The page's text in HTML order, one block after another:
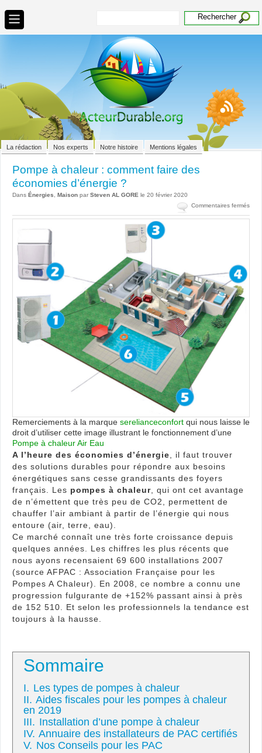
La rédaction Nos experts Notre histoire Mentions légales
Pompe à chaleur : comment faire des
économies d’énergie ?
Dans Énergies Maison par Steven AL GORE le 20 février 2020
Commentaires ferméssur
Remerciements à la marque serelianceconfort qui nous laisse le
droit d’utiliser cette image illustrant le fonctionnement d’une
Pompe à chaleur Air Eau
A l’heure des économies d’énergie , il faut trouver
des solutions durables pour répondre aux besoins
énergétiques sans cesse grandissants des foyers
français. Les pompes à chaleur , qui ont cet avantage
de n’émettent que très peu de CO2, permettent de
chauffer l’air ambiant à partir de l’énergie qui nous
entoure (air, terre, eau).
Ce marché connaît une très forte croissance depuis
quelques années. Les chiffres les plus récents que
nous ayons recensaient 69 600 installations 2007
(source AFPAC : Association Française pour les
Pompes A Chaleur). En 2008, ce nombre a connu une
progression fulgurante de +152% passant ainsi à près
de 152 510. Et selon les professionnels la tendance est
toujours à la hausse.
Sommaire
I. Les types de pompes à chaleur
II. Aides fiscales pour les pompes à chaleur
en 2019
III. Installation d’une pompe à chaleur
IV. Annuaire des installateurs de PAC certifiés
V. Nos Conseils pour les PAC